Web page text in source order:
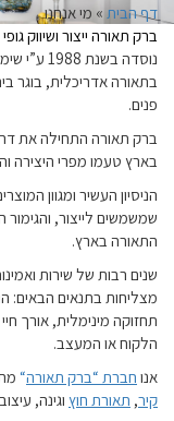
דף הבית » מי אנחנו
ברק תאורה ייצור ושיווק
נוסדה
בתאורה אדריכלית, בוגר
פנים.
ברק תאורה התחילה את
בארץ טעמו מפרי היצירה
הניסיון העשיר ומגוון
שמשמשים לייצור,
התאורה בארץ.
שנים רבות של שירות
מצליחות בתנאים הבאים:
תחזוקה מינימלית, אורך
הלקוח או המעצב.
אנו חברת “ברק תאורה“
קיר, תאורת חוץ וגינה,